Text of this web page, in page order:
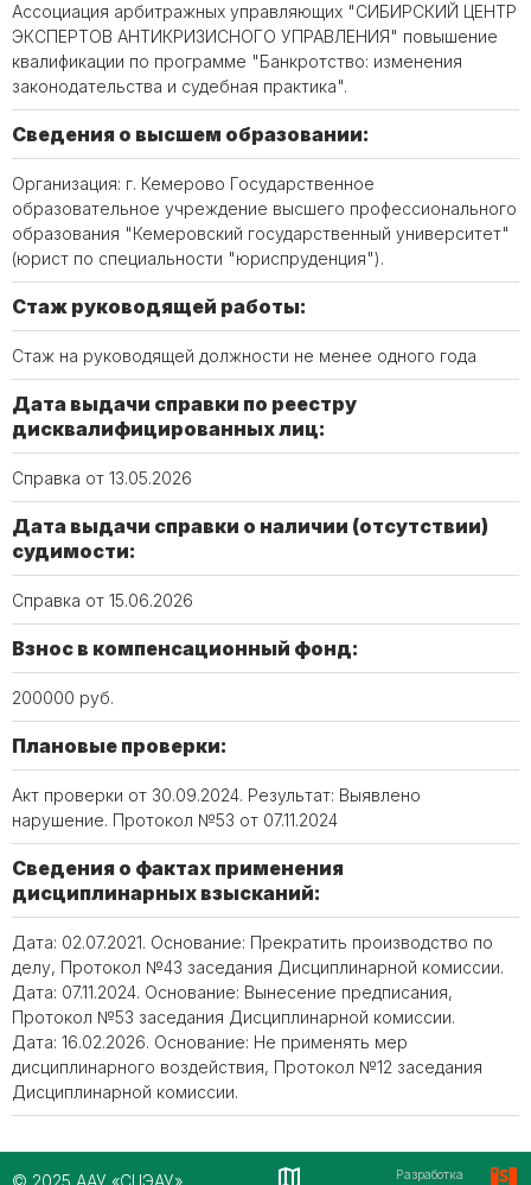
Ассоциация арбитражных управляющих "СИБИРСКИЙ ЦЕНТР
ЭКСПЕРТОВ АНТИКРИЗИСНОГО УПРАВЛЕНИЯ" повышение
квалификации по программе "Банкротство: изменения
законодательства и судебная практика".
Сведения о высшем образовании:
Организация: г. Кемерово Государственное
образовательное учреждение высшего профессионального
образования "Кемеровский государственный университет"
(юрист по специальности "юриспруденция").
Стаж руководящей работы:
Стаж на руководящей должности не менее одного года
Дата выдачи справки по реестру
дисквалифицированных лиц:
Справка от 13.05.2026
Дата выдачи справки о наличии (отсутствии)
судимости:
Справка от 15.06.2026
Взнос в компенсационный фонд:
200000 руб.
Плановые проверки:
Акт проверки от 30.09.2024. Результат: Выявлено
нарушение. Протокол №53 от 07.11.2024
Сведения о фактах применения
дисциплинарных взысканий:
Дата: 02.07.2021. Основание: Прекратить производство по
делу, Протокол №43 заседания Дисциплинарной комиссии.
Дата: 07.11.2024. Основание: Вынесение предписания,
Протокол №53 заседания Дисциплинарной комиссии.
Дата: 16.02.2026. Основание: Не применять мер
дисциплинарного воздействия, Протокол №12 заседания
Дисциплинарной комиссии.
© 2025 ААУ «СЦЭАУ»
Разработка